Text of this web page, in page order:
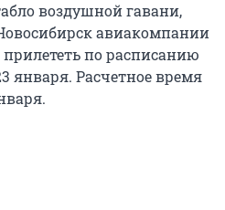
воздушной гавани,
авиакомпании
по расписанию
января. Расчетное время